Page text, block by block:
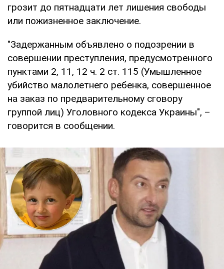
грозит до пятнадцати лет лишения свободы
или пожизненное заключение.
"Задержанным объявлено о подозрении в
совершении преступления, предусмотренного
пунктами 2, 11, 12 ч. 2 ст. 115 (Умышленное
убийство малолетнего ребенка, совершенное
на заказ по предварительному сговору
группой лиц) Уголовного кодекса Украины", –
говорится в сообщении.